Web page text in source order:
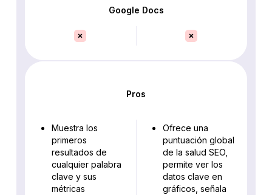
Google Docs
Pros
Muestra los
primeros
resultados de
cualquier palabra
clave y sus
métricas
Ofrece una
puntuación global
de la salud SEO,
permite ver los
datos clave en
gráficos, señala